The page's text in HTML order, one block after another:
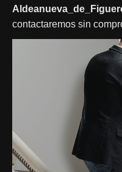
contactaremos sin